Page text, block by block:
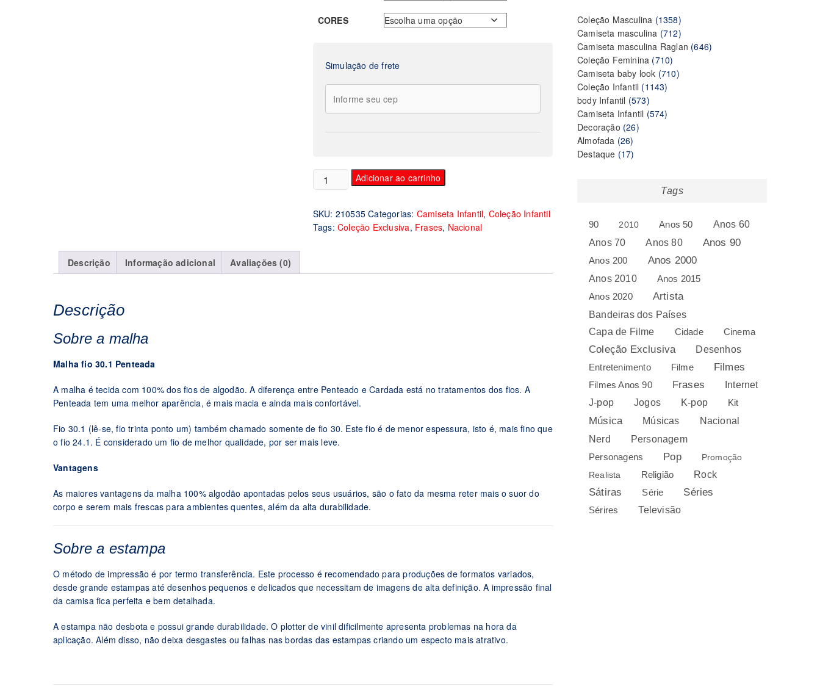
CORES
Simulação de frete
Camiseta
Infantil
Love
amazonas
Adicionar ao carrinho
SKU: 210535 Categorias: Camiseta Infantil, Coleção Infantil
Tags:Coleção Exclusiva, Frases, Nacional
Descrição Informação adicional Avaliações (0)
Descrição
Sobre a malha
Malha fio 30.1 Penteada
A malha é tecida com 100% dos fios de algodão. A diferença entre Penteado e Cardada está no tratamentos dos fios. A
Penteada tem uma melhor aparência, é mais macia e ainda mais confortável.
Fio 30.1 (lê-se, fio trinta ponto um) também chamado somente de fio 30. Este fio é de menor espessura, isto é, mais fino que
o fio 24.1. É considerado um fio de melhor qualidade, por ser mais leve.
Vantagens
As maiores vantagens da malha 100% algodão apontadas pelos seus usuários, são o fato da mesma reter mais o suor do
corpo e serem mais frescas para ambientes quentes, além da alta durabilidade.
Sobre a estampa
O método de impressão é por termo transferência. Este processo é recomendado para produções de formatos variados,
desde grande estampas até desenhos pequenos e delicados que necessitam de imagens de alta definição. A impressão final
da camisa fica perfeita e bem detalhada.
A estampa não desbota e possui grande durabilidade. O plotter de vinil dificilmente apresenta problemas na hora da
aplicação. Além disso, não deixa desgastes ou falhas nas bordas das estampas criando um especto mais atrativo.
Coleção Masculina 13581358
produtos
Camiseta masculina 712712
produtos
Camiseta masculina Raglan 646646
Coleção Feminina 710710
produtos
Camiseta baby look 710710
Coleção Infantil 11431143
body Infantil 573573
produtos
Camiseta Infantil 574574
Decoração 2626
Almofada 2626
produtos
Destaque 1717
Tags
90 2010 Anos 50
Anos 60
Anos 70
Anos 80 Anos 90
Anos 200 Anos 2000
Anos 2010 Anos 2015
Anos 2020 Artista
Bandeiras dos Países
Capa de Filme Cidade Cinema
Coleção Exclusiva Desenhos
Entretenimento Filme Filmes
Filmes Anos 90 Frases
Internet
J-pop
Jogos K-pop Kit
Música Músicas Nacional
Nerd Personagem
Personagens Pop
Promoção
Realista
Religião Rock
Sátiras Série Séries
Sérires Televisão